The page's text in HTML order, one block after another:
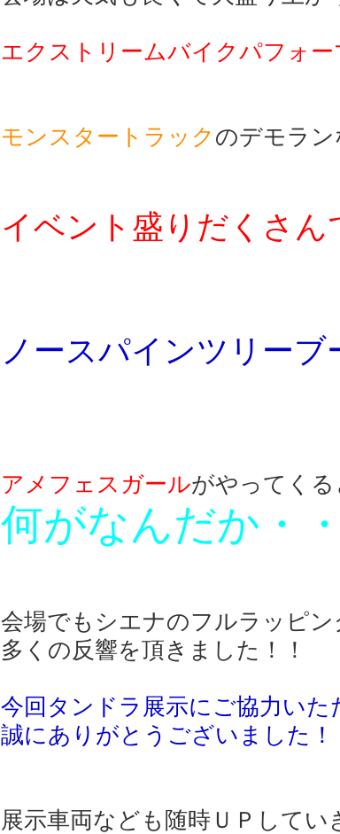
エクストリームバイクパフォー
モンスタートラック のデモラ
イベント盛りだくさん
ノースパインツリーブ
アメフェスガールがやってく
何がなんだか・
会場でもシエナのフルラッピン
多くの反響を頂きました！！
今回タンドラ展示にご協力いた
誠にありがとうございました！
展示車両なども随時ＵＰしてい